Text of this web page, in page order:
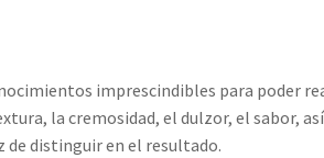
imprescindibles para poder
la cremosidad, el dulzor, el sabor,
de distinguir en el resultado.